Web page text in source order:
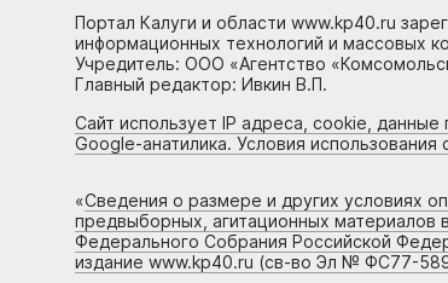
Портал Калуги и области www.kp40.ru
информационных технологий и массовых
Учредитель: ООО «Агентство
Главный редактор: Ивкин В.П.
Сайт использует IP адреса, cookie,
Google-анатилика. Условия
«Сведения о размере и других условиях
предвыборных, агитационных материалов
Федерального Собрания Российской
издание www.kp40.ru (св-во Эл № ФС77-